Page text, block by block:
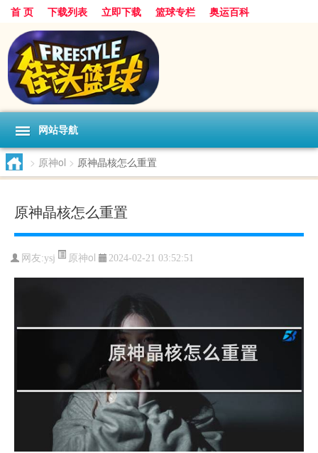
首 页 下载列表 立即下载 篮球专栏 奥运百科
网站导航
> 原神ol > 原神晶核怎么重置
原神晶核怎么重置
网友:ysj 原神ol 2024-02-21 03:52:51